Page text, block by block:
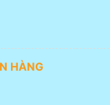
HÀNG